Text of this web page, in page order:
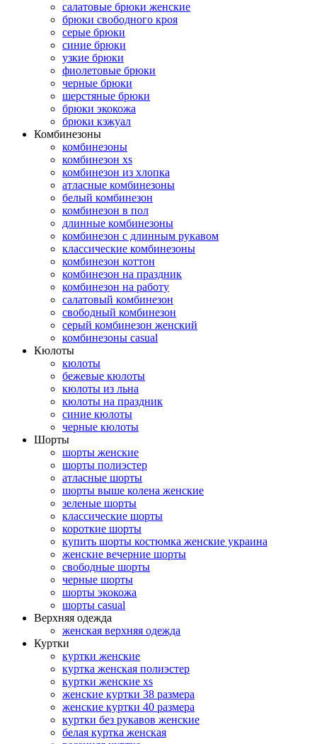
салатовые брюки женские
брюки свободного кроя
серые брюки
синие брюки
узкие брюки
фиолетовые брюки
черные брюки
шерстяные брюки
брюки экокожа
брюки кэжуал
Комбинезоны
комбинезоны
комбинезон xs
комбинезон из хлопка
атласные комбинезоны
белый комбинезон
комбинезон в пол
длинные комбинезоны
комбинезон с длинным рукавом
классические комбинезоны
комбинезон коттон
комбинезон на праздник
комбинезон на работу
салатовый комбинезон
свободный комбинезон
серый комбинезон женский
комбинезоны casual
Кюлоты
кюлоты
бежевые кюлоты
кюлоты из льна
кюлоты на праздник
синие кюлоты
черные кюлоты
Шорты
шорты женские
шорты полиэстер
атласные шорты
шорты выше колена женские
зеленые шорты
классические шорты
короткие шорты
купить шорты костюмка женские украина
женские вечерние шорты
свободные шорты
черные шорты
шорты экокожа
шорты casual
Верхняя одежда
женская верхняя одежда
Куртки
куртки женские
куртка женская полиэстер
куртки женские xs
женские куртки 38 размера
женские куртки 40 размера
куртки без рукавов женские
белая куртка женская